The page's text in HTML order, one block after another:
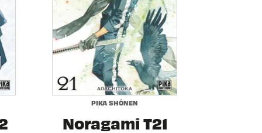
PIKA SHÔNEN
Noragami T21